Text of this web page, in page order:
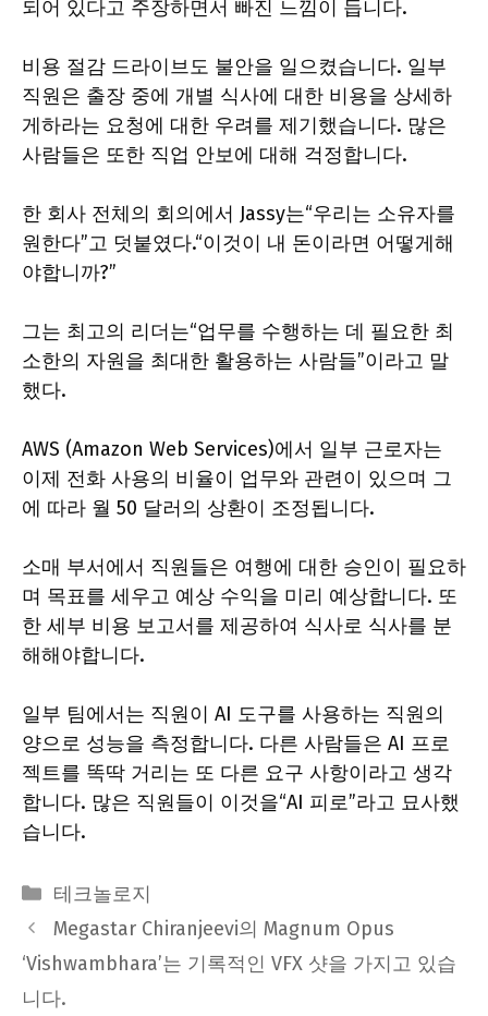
되어 있다고 주장하면서 빠진 느낌이 듭니다.
비용 절감 드라이브도 불안을 일으켰습니다. 일부
직원은 출장 중에 개별 식사에 대한 비용을 상세하
게하라는 요청에 대한 우려를 제기했습니다. 많은
사람들은 또한 직업 안보에 대해 걱정합니다.
한 회사 전체의 회의에서 Jassy는“우리는 소유자를
원한다”고 덧붙였다.“이것이 내 돈이라면 어떻게해
야합니까?”
그는 최고의 리더는“업무를 수행하는 데 필요한 최
소한의 자원을 최대한 활용하는 사람들”이라고 말
했다.
AWS (Amazon Web Services)에서 일부 근로자는
이제 전화 사용의 비율이 업무와 관련이 있으며 그
에 따라 월 50 달러의 상환이 조정됩니다.
소매 부서에서 직원들은 여행에 대한 승인이 필요하
며 목표를 세우고 예상 수익을 미리 예상합니다. 또
한 세부 비용 보고서를 제공하여 식사로 식사를 분
해해야합니다.
일부 팀에서는 직원이 AI 도구를 사용하는 직원의
양으로 성능을 측정합니다. 다른 사람들은 AI 프로
젝트를 똑딱 거리는 또 다른 요구 사항이라고 생각
합니다. 많은 직원들이 이것을“AI 피로”라고 묘사했
습니다.
Categories
테크놀로지
Megastar Chiranjeevi의 Magnum Opus
‘Vishwambhara’는 기록적인 VFX 샷을 가지고 있습
니다.